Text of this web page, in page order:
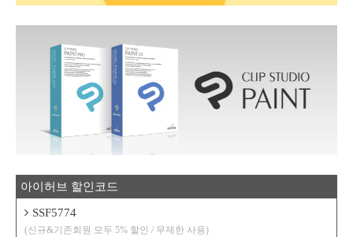
아이허브 할인코드
SSF5774
(신규&기존회원 모두 5% 할인 / 무제한 사용)